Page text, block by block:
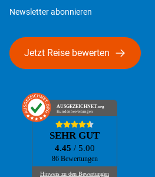
Newsletter abonnieren
Jetzt Reise bewerten